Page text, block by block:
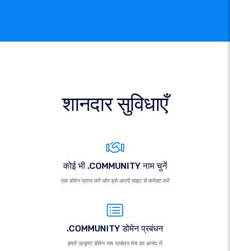
शानदार सुविधाएँ
कोई भी .COMMUNITY नाम चुनें
एक डोमेन प्राप्त करें और इसे अपनी साइट से कनेक्ट करें
.COMMUNITY डोमेन प्रबंधन
हमारे उत्कृष्ट डोमेन नाम प्रबंधन मंच का आनंद लें